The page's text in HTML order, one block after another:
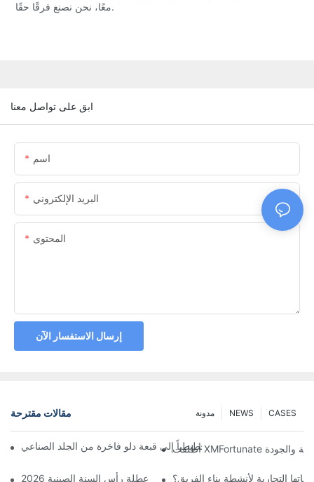
معًا، نحن نصنع فرقًا حقًا.
ابق على تواصل معنا
اسم
البريد الإلكتروني
المحتوى
إرسال الاستفسار الآن
مقالات مقترحة CASES
NEWS مدونة
مصمم بريطاني رسماً تخطيطياً إلى قبعة دلو فاخرة من الجلد الصناعي
احتفال الافتتاح الكبير ابتداءً من عطلة رأس السنة الصينية 2026
التجارية لأنشطة بناء الفريق؟